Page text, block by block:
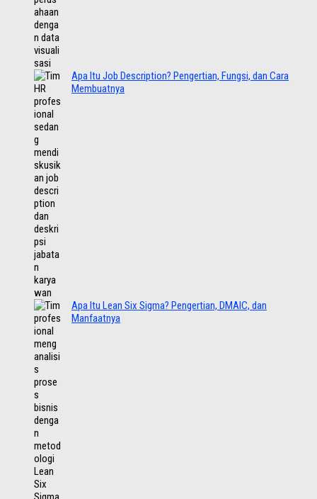
Apa Itu Job Description? Pengertian, Fungsi, dan Cara
Membuatnya
Apa Itu Lean Six Sigma? Pengertian, DMAIC, dan
Manfaatnya